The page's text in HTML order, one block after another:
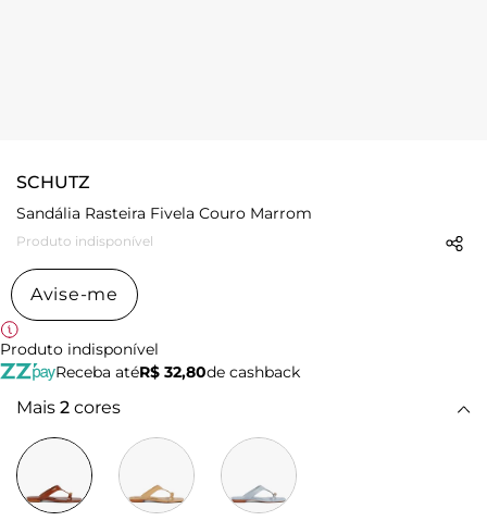
SCHUTZ
Sandália Rasteira Fivela Couro Marrom
Produto indisponível
Avise-me
Produto indisponível
Receba atéR$ 32,80de cashback
Mais 2 cores